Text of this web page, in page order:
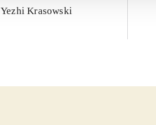
Yezhi Krasowski